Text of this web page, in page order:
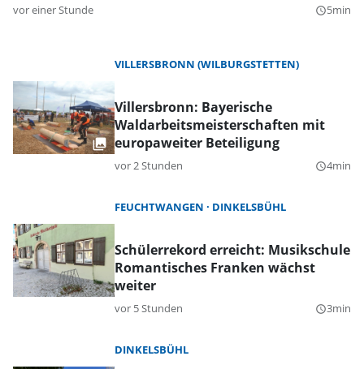
vor einer Stunde query_builder5min
VILLERSBRONN (WILBURGSTETTEN)
Villersbronn: Bayerische
Waldarbeitsmeisterschaften mit
europaweiter Beteiligung
vor 2 Stunden query_builder4min
FEUCHTWANGEN DINKELSBÜHL
Schülerrekord erreicht: Musikschule
Romantisches Franken wächst
weiter
vor 5 Stunden query_builder3min
DINKELSBÜHL